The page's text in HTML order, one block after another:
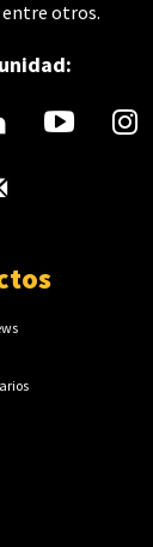
entre otros.